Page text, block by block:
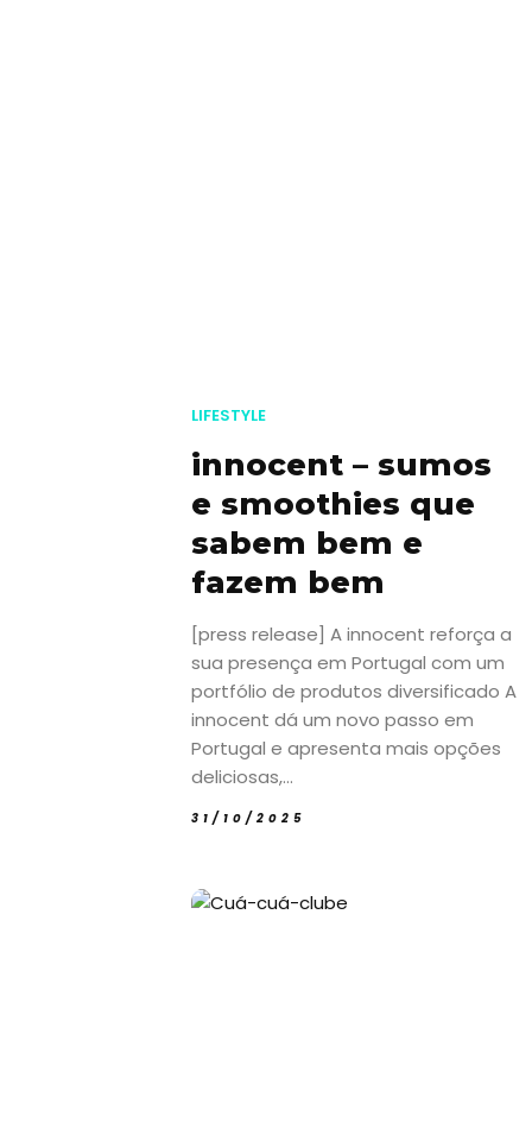
LIFESTYLE
innocent – sumos
e smoothies que
sabem bem e
fazem bem
[press release] A innocent reforça a
sua presença em Portugal com um
portfólio de produtos diversificado A
innocent dá um novo passo em
Portugal e apresenta mais opções
deliciosas,...
31/10/2025